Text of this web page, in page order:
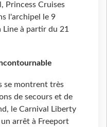
Princess Cruises
l'archipel le 9
à partir du 21
se montrent très
de secours et de
le Carnival Liberty
arrêt à Freeport